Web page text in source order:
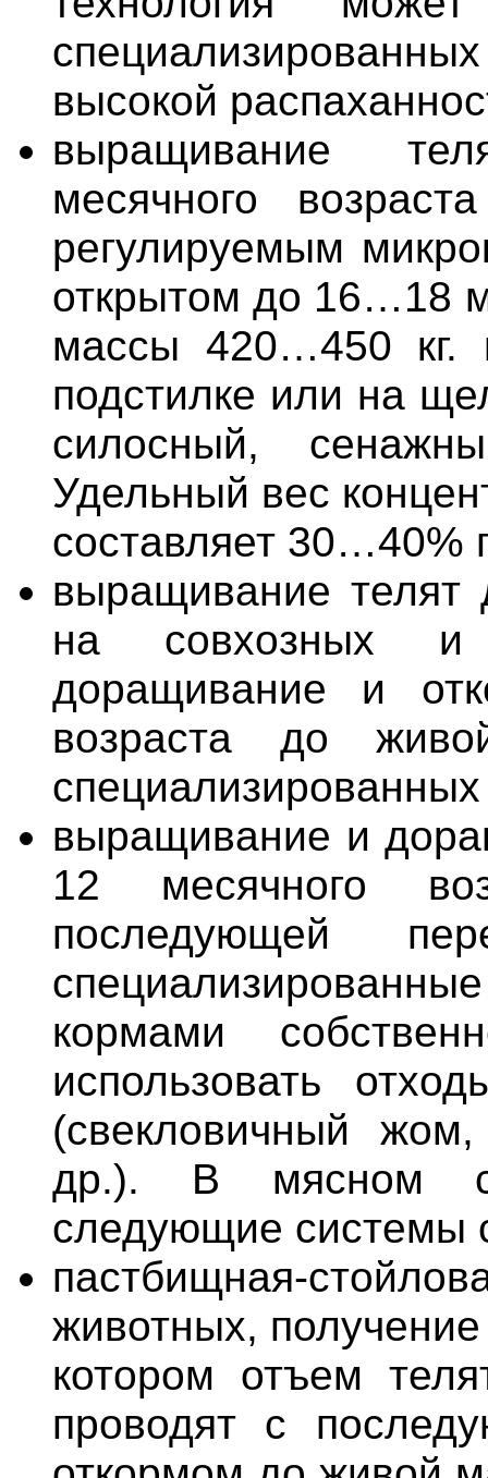
высокой
выращивание
месячного
регулируемым
открытом до 16…18
массы 420…450 кг.
подстилке или на
силосный,
Удельный вес
составляет 30…40%
выращивание телят
на совхозных
доращивание и
возраста до
специализированных
выращивание и
12 месячного
последующей
кормами
использовать
(свекловичный
др.). В мясном
следующие системы
пастбищная-
животных,
котором отъем
проводят с